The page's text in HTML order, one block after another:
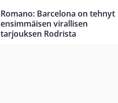
Romano: Barcelona on tehnyt
ensimmäisen virallisen
tarjouksen Rodrista